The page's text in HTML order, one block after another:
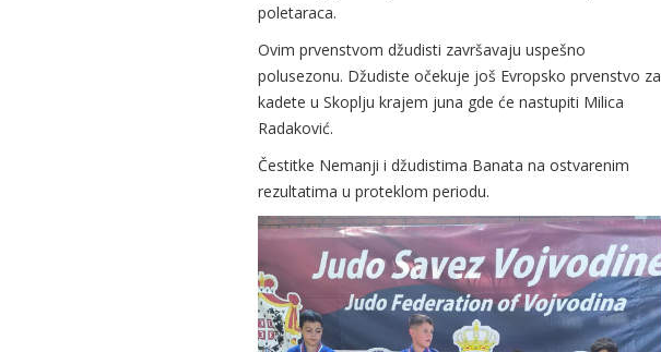
poletaraca.
Ovim prvenstvom džudisti završavaju uspešno
polusezonu. Džudiste očekuje još Evropsko prvenstvo za
kadete u Skoplju krajem juna gde će nastupiti Milica
Radaković.
Čestitke Nemanji i džudistima Banata na ostvarenim
rezultatima u proteklom periodu.